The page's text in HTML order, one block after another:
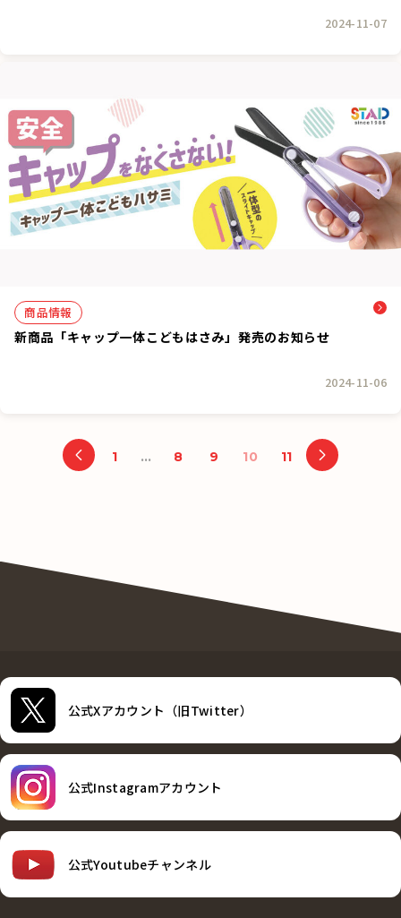
2024-11-07
商品情報
新商品「キャップ一体こどもはさみ」発売のお知らせ
2024-11-06
1 … 8 9 10 11
公式Xアカウント（旧Twitter）
公式Instagramアカウント
公式Youtubeチャンネル